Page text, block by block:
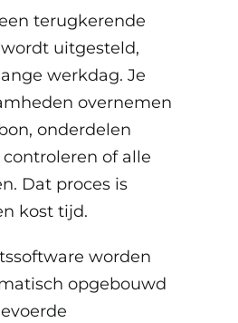
terugkerende
uitgesteld,
werkdag. Je
overnemen
onderdelen
of alle
Dat proces is
kost tijd.
worden
opgebouwd